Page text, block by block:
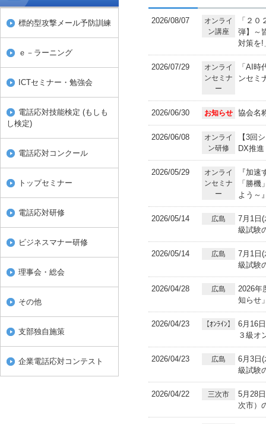
標的型攻撃メール予防訓練
ｅ－ラーニング
ICTセミナー・勉強会
電話応対技能検定 (もしも
し検定)
電話応対コンクール
トップセミナー
電話応対研修
ビジネスマナー研修
理事会・総会
その他
支部独自施策
企業電話応対コンテスト
2026/08/07
オンライ
ン講座
「２
弾】～
対策を!
2026/07/29
オンライ
ンセミナ
ー
「AI
ンセミ
2026/06/30 お知らせ 協会名
2026/06/08
オンライ
ン研修
【3回
DX推
2026/05/29
オンライ
ンセミナ
ー
『加
「勝
よう～
2026/05/14 広島
7月1日
級試験
2026/05/14 広島
7月1日
級試験
2026/04/28 広島
2026年
知らせ
2026/04/23 【ｵﾝﾗｲﾝ】
6月16
３級オ
2026/04/23 広島
6月3日
級試験
2026/04/22 三次市
5月28
次市）